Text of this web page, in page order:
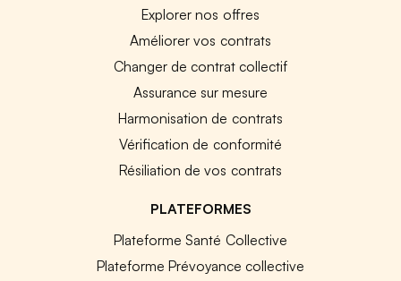
Explorer nos offres
Améliorer vos contrats
Changer de contrat collectif
Assurance sur mesure
Harmonisation de contrats
Vérification de conformité
Résiliation de vos contrats
PLATEFORMES
Plateforme Santé Collective
Plateforme Prévoyance collective